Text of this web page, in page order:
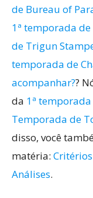
de Bureau of
1ª temporada
de Trigun
temporada de
acompanhar??
da 1ª temporada
Temporada de
disso, você
matéria:
Análises.